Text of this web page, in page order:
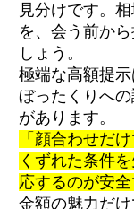
見分けです。
を、会う前か
しょう。
極端な高額提
ぼったくりへ
があります。
「顔合わせだ
くずれた条件
応するのが安全
金額の魅力だ